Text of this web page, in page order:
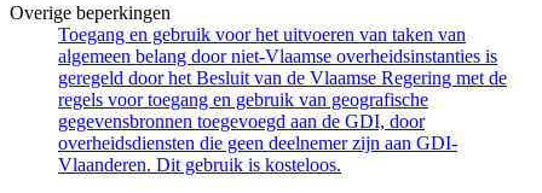
Overige beperkingen
Toegang en gebruik voor het uitvoeren van taken van
algemeen belang door niet-Vlaamse overheidsinstanties is
geregeld door het Besluit van de Vlaamse Regering met de
regels voor toegang en gebruik van geografische
gegevensbronnen toegevoegd aan de GDI, door
overheidsdiensten die geen deelnemer zijn aan GDI-
Vlaanderen. Dit gebruik is kosteloos.